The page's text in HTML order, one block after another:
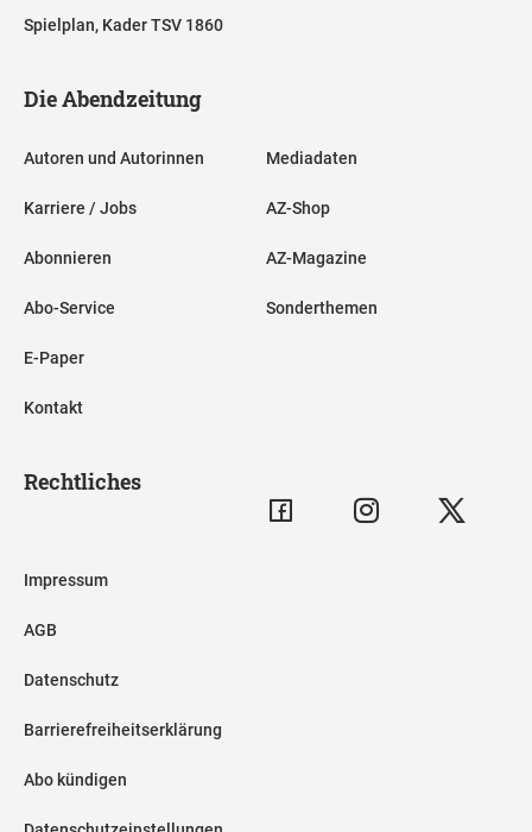
Spielplan, Kader TSV 1860
Die Abendzeitung
Autoren und Autorinnen
Karriere / Jobs
Abonnieren
Abo-Service
E-Paper
Kontakt
Mediadaten
AZ-Shop
AZ-Magazine
Sonderthemen
Rechtliches
Impressum
AGB
Datenschutz
Barrierefreiheitserklärung
Abo kündigen